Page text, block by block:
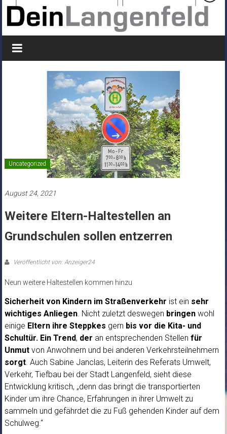
Uncategorized
August 24, 2021
Weitere Eltern-Haltestellen an
Grundschulen sollen entzerren
Veröffentlicht von: Anzeiger24
Neun weitere Haltestellen kommen hinzu
Sicherheit von Kindern im Straßenverkehr ist ein sehr
wichtiges Anliegen. Nicht zuletzt deswegen bringenwohl
einige Eltern ihre Steppkes gern bis vor die Kita- und
Schultür. Ein Trend, der an entsprechenden Stellen für
Unmutvon Anwohnern und bei anderen Verkehrsteilnehmern
sorgt. Auch Sabine Janclas, Leiterin des Referats Umwelt,
Verkehr, Tiefbau bei der Stadt Langenfeld, sieht diese
Entwicklung kritisch, „denn das bringt die transportierten
Kinder um ihre Chance, Erfahrungen in ihrer Umwelt zu
sammeln und gefährdet die zu Fuß gehenden Kinder auf dem
Schulweg.“